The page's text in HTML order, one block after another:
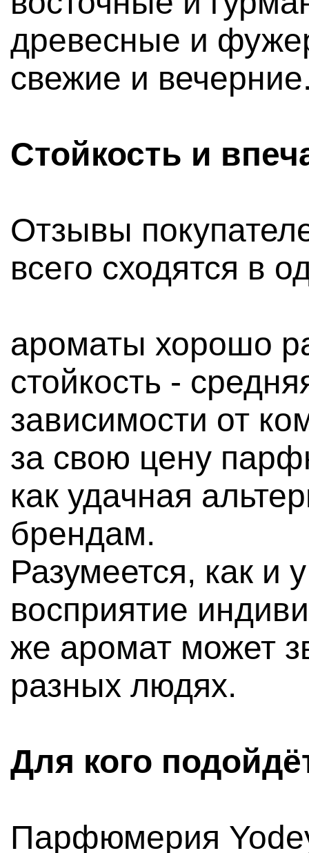
древесные и
свежие и
Стойкость и
Отзывы
всего сходятся в
ароматы хорошо
стойкость -
зависимости от
за свою цену
как удачная
брендам.
Разумеется, как
восприятие
же аромат может
разных людях.
Для кого
Парфюмерия